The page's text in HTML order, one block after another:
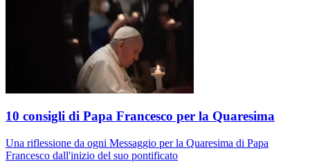
10 consigli di Papa Francesco per la Quaresima
Una riflessione da ogni Messaggio per la Quaresima di Papa
Francesco dall'inizio del suo pontificato